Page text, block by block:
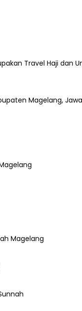
Travel Haji dan
Magelang,
Magelang